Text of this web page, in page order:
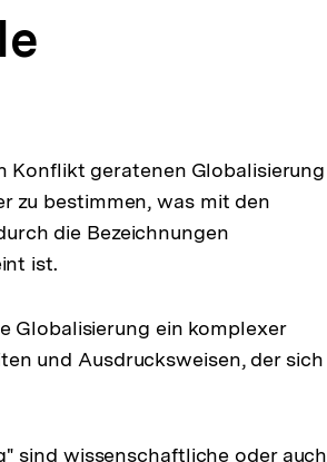
Konflikt geratenen Globalisierung
zu bestimmen, was mit den
die Bezeichnungen
ist.
Globalisierung ein komplexer
und Ausdrucksweisen, der sich
sind wissenschaftliche oder auch